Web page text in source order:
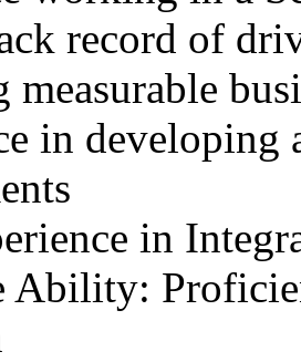
record of
in
in
Ability: